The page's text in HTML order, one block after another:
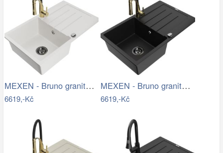
MEXEN - Bruno granitový dřez s…
6619,-Kč
MEXEN - Bruno granitový dřez s…
6619,-Kč